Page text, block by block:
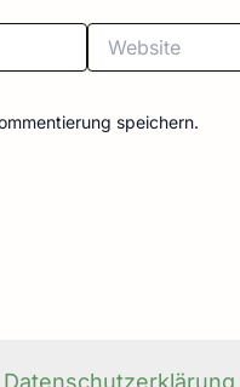
Website
speichern.
Datenschutzerklärung